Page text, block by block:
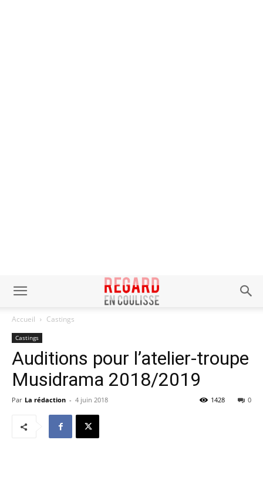
Accueil Castings
Castings
Auditions pour l’atelier-troupe
Musidrama 2018/2019
Par La rédaction - 4 juin 2018 0
1428